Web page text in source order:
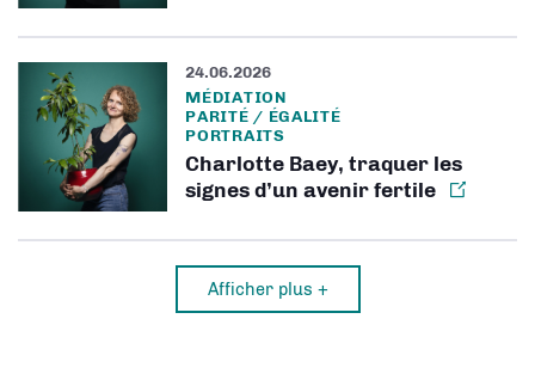
24.06.2026
MÉDIATION
PARITÉ / ÉGALITÉ
PORTRAITS
Charlotte Baey, traquer les
signes d’un avenir fertile
Afficher plus +